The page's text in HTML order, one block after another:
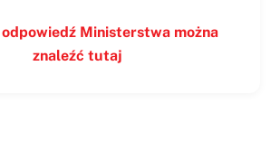
Ministerstwa można
znaleźć tutaj